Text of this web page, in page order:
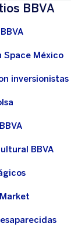
BBVA
Space México
inversionistas
BBVA